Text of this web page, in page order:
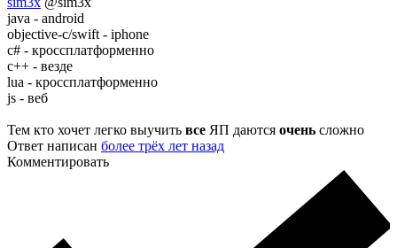
java - android
objective-c/swift - iphone
c# - кроссплатформенно
с++ - везде
lua - кроссплатформенно
js - веб
Тем кто хочет легко выучить все ЯП даются очень сложно
Ответ написан более трёх лет назад
Комментировать